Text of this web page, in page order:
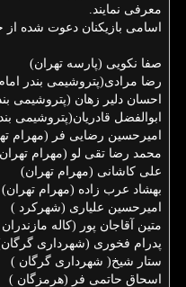
معرفی نمایند.
اسامی بازیكنان دعوت شده
صفا نكویی (پارسه تهران)
رضا مرادی(پتروشیمی بندر
احسان دلیر زهان (پتروشیمی
ابوالفضل قادریان(پتروشیمی
امیرحسین رضایی فر (مهرام
محمد رضا تقی لو (مهرام
علی كاشانی (مهرام تهران)
بهشاد عرب زاده (مهرام تهران)
امیرحسین علیاری (شهركرد )
متین آقاجان پور (كاله
پدرام فخوری (شهرداری
ستار شیخ( شهرداری گرگان )
اسحاق حاتمی فر (هرمزگان )